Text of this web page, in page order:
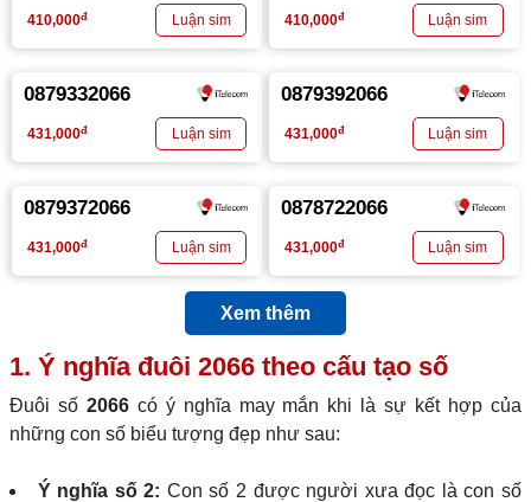
410,000đ 410,000đ
0879332066
431,000đ
0879392066
431,000đ
0879372066
431,000đ
0878722066
431,000đ
Xem thêm
1. Ý nghĩa đuôi 2066 theo cấu tạo số
Đuôi số 2066có ý nghĩa may mắn khi là sự kết hợp của
những con số biểu tượng đẹp như sau:
Ý nghĩa số 2: Con số 2 được người xưa đọc là con số